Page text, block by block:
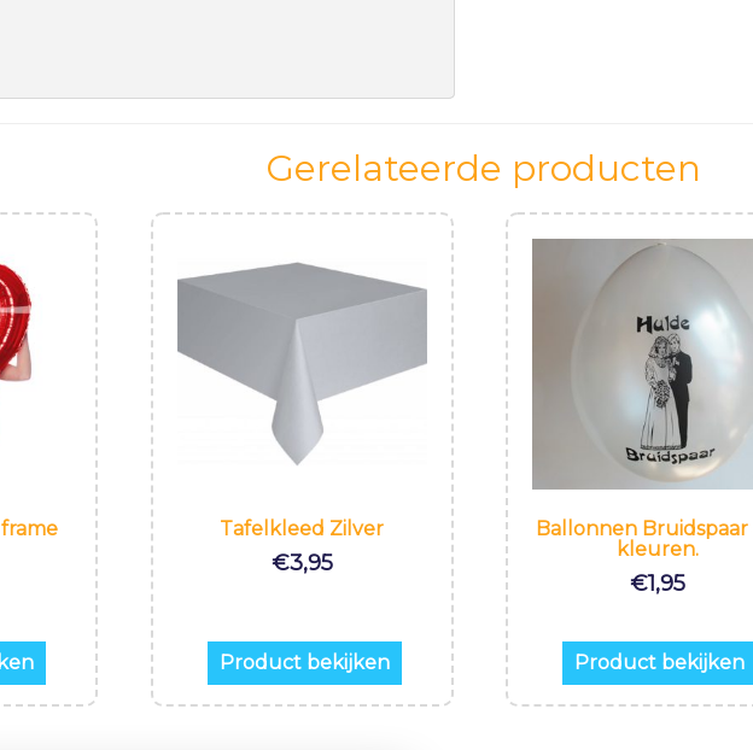
Gerelateerde producten
Tafelkleed Zilver
€3,95
Product bekijken
Ballonnen Bruidspaar
kleuren.
€1,95
Product bekijken